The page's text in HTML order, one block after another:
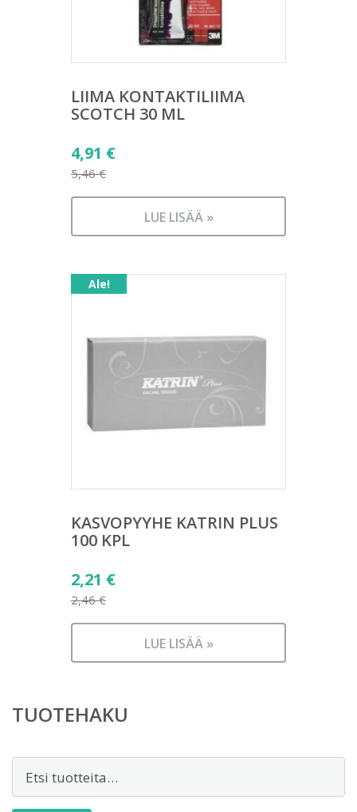
LIIMA KONTAKTILIIMA
SCOTCH 30 ML
5,46€
Alkuperäinen
hinta
oli:
4,91 €
Nykyinen
on:
LUE LISÄÄ »
Ale!
KASVOPYYHE KATRIN PLUS
100 KPL
2,46€
Alkuperäinen
hinta
oli:
2,21 €
Nykyinen
on:
LUE LISÄÄ »
TUOTEHAKU